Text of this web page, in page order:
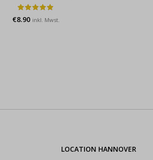
€8.90 inkl. Mwst.
LOCATION HANNOVER